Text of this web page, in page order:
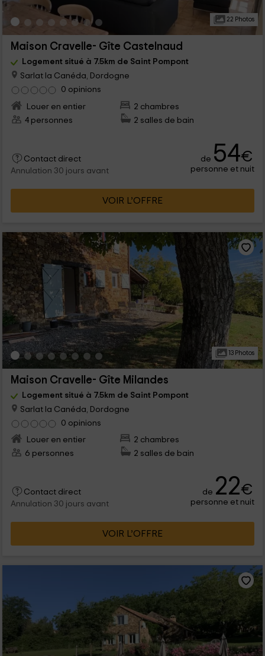
22 Photos
Maison Cravelle- Gîte Castelnaud
Logement situé à 7.5km de Saint Pompont
Sarlat la Canéda, Dordogne
0 opinions
Louer en entier
2 chambres
4 personnes
2 salles de bain
Contact direct
Annulation 30 jours avant
de 54€
personne et nuit
VOIR L’OFFRE
13 Photos
Maison Cravelle- Gîte Milandes
Logement situé à 7.5km de Saint Pompont
Sarlat la Canéda, Dordogne
0 opinions
Louer en entier
2 chambres
6 personnes
2 salles de bain
Contact direct
Annulation 30 jours avant
de 22€
personne et nuit
VOIR L’OFFRE